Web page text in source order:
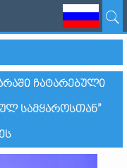
ᲩᲐᲢᲐᲠᲔᲑᲣᲚᲘ
ᲡᲐᲛᲧᲐᲠᲝᲡᲗᲐᲜ”